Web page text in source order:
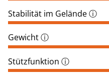
Stabilität im Geländeⓘ
Gewichtⓘ
Stützfunktion ⓘ